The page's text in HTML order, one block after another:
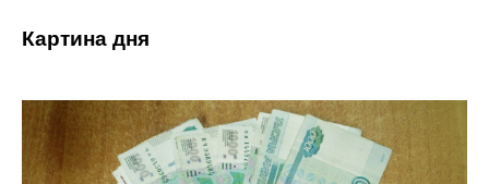
Картина дня